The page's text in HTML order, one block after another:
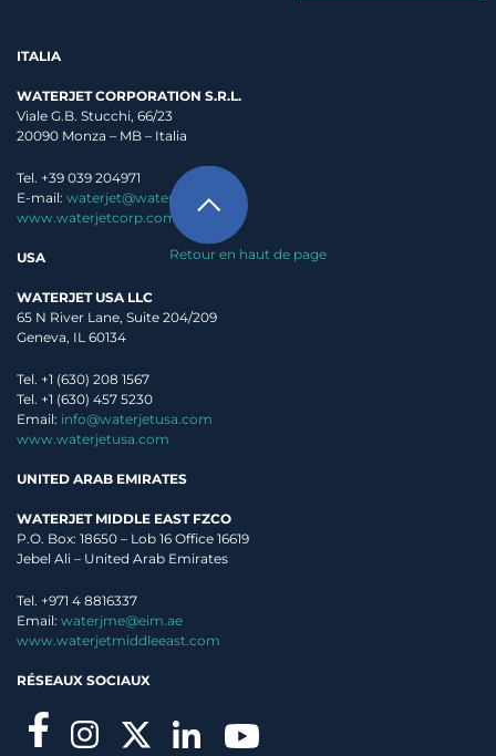
Retour en haut de page
ITALIA
WATERJET CORPORATION S.R.L.
Viale G.B. Stucchi, 66/23
20090 Monza – MB – Italia
Tel. +39 039 204971
E-mail: waterjet@waterjet.it
www.waterjetcorp.com
USA
WATERJET USA LLC
65 N River Lane, Suite 204/209
Geneva, IL 60134
Tel. +1 (630) 208 1567
Tel. +1 (630) 457 5230
Email: info@waterjetusa.com
www.waterjetusa.com
UNITED ARAB EMIRATES
WATERJET MIDDLE EAST FZCO
P.O. Box: 18650 – Lob 16 Office 16619
Jebel Ali – United Arab Emirates
Tel. +971 4 8816337
Email: waterjme@eim.ae
www.waterjetmiddleeast.com
RÉSEAUX SOCIAUX